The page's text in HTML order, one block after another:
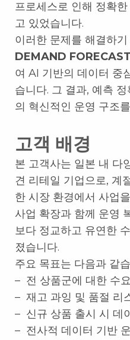
프로세스로 인해 정확
고 있었습니다.
이러한 문제를 해결하기
DEMAND
여 AI 기반의 데이터 중
습니다. 그 결과, 예측
의 혁신적인 운영 구조
고객 배경
본 고객사는 일본 내 다
견 리테일 기업으로, 계
한 시장 환경에서 사업
사업 확장과 함께 운영
보다 정교하고 유연한
졌습니다.
주요 목표는 다음과 같
– 전 상품군에 대한 수
– 재고 과잉 및 품절 리
– 신규 상품 출시 시 데
– 전사적 데이터 기반